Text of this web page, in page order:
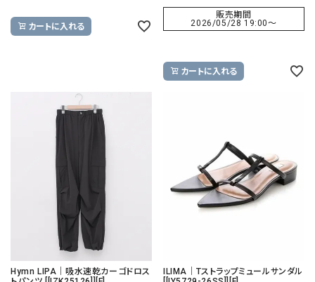
カートに入れる
販売期間
2026/05/28 19:00〜
カートに入れる
Hymn LIPA｜吸水速乾カーゴドロス
ILIMA｜Tストラップミュールサンダル